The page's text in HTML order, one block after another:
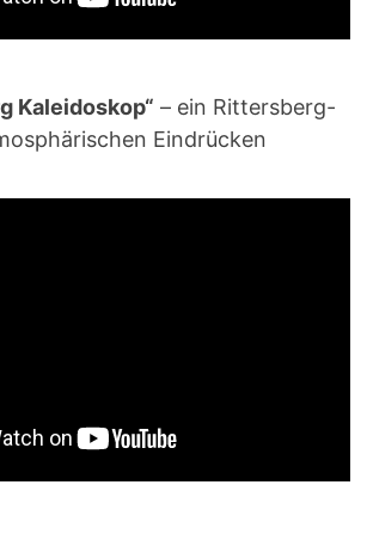
Kaleidoskop“ – ein Rittersberg-
Eindrücken